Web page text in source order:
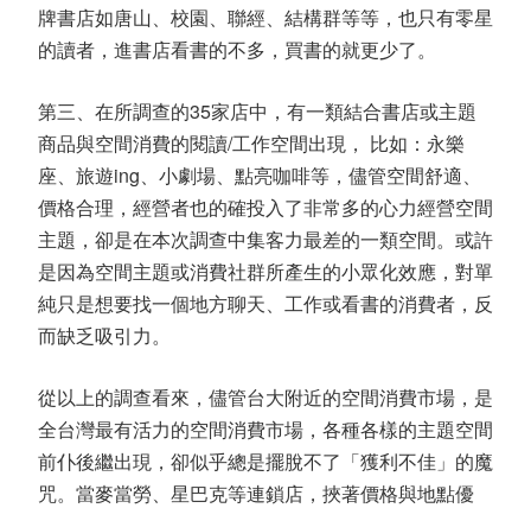
牌書店如唐山、校園、聯經、結構群等等，也只有零星
的讀者，進書店看書的不多，買書的就更少了。
第三、在所調查的35家店中，有一類結合書店或主題
商品與空間消費的閱讀/工作空間出現， 比如：永樂
座、旅遊ing、小劇場、點亮咖啡等，儘管空間舒適、
價格合理，經營者也的確投入了非常多的心力經營空間
主題，卻是在本次調查中集客力最差的一類空間。或許
是因為空間主題或消費社群所產生的小眾化效應，對單
純只是想要找一個地方聊天、工作或看書的消費者，反
而缺乏吸引力。
從以上的調查看來，儘管台大附近的空間消費市場，是
全台灣最有活力的空間消費市場，各種各樣的主題空間
前仆後繼出現，卻似乎總是擺脫不了「獲利不佳」的魔
咒。當麥當勞、星巴克等連鎖店，挾著價格與地點優